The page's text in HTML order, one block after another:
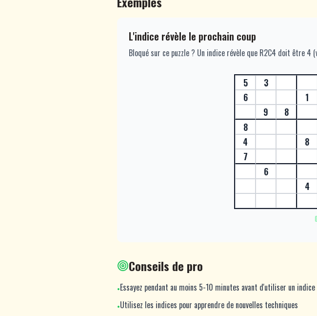
L'indice révèle le prochain coup
Bloqué sur ce puzzle ? Un indice révèle que R2C4 doit être 4
5 3
6
1
9
8
8
4
8
7
6
4
Conseils de pro
•Essayez pendant au moins 5-10 minutes avant d'utiliser un indice
•Utilisez les indices pour apprendre de nouvelles techniques